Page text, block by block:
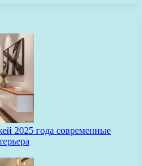
2025 года современные